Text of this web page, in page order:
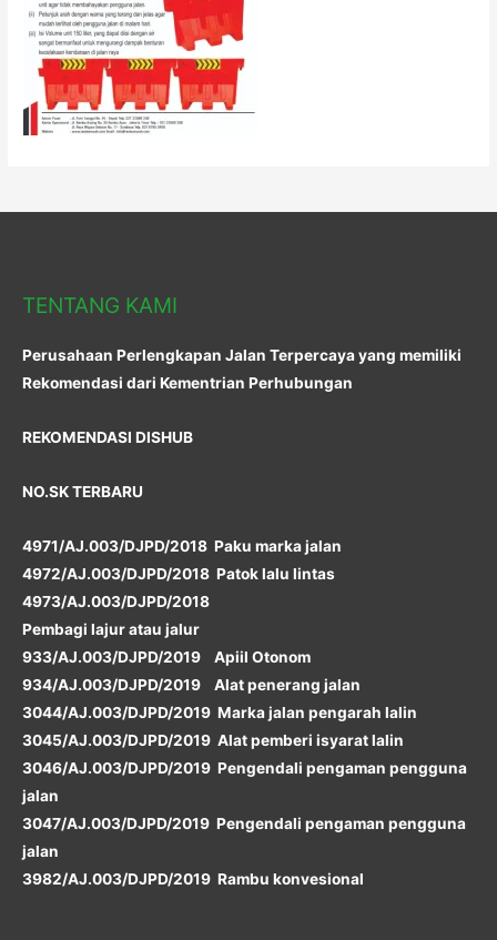
TENTANG KAMI
Perusahaan Perlengkapan Jalan Terpercaya yang memiliki
Rekomendasi dari Kementrian Perhubungan
REKOMENDASI DISHUB
NO.SK TERBARU
4971/AJ.003/DJPD/2018 Paku marka jalan
4972/AJ.003/DJPD/2018 Patok lalu lintas
4973/AJ.003/DJPD/2018
Pembagi lajur atau jalur
933/AJ.003/DJPD/2019 Apiil Otonom
934/AJ.003/DJPD/2019 Alat penerang jalan
3044/AJ.003/DJPD/2019 Marka jalan pengarah lalin
3045/AJ.003/DJPD/2019 Alat pemberi isyarat lalin
3046/AJ.003/DJPD/2019 Pengendali pengaman pengguna
jalan
3047/AJ.003/DJPD/2019 Pengendali pengaman pengguna
jalan
3982/AJ.003/DJPD/2019 Rambu konvesional